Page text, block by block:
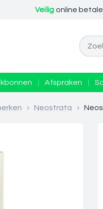
Veilig online
Afspraken
> Neostrata >